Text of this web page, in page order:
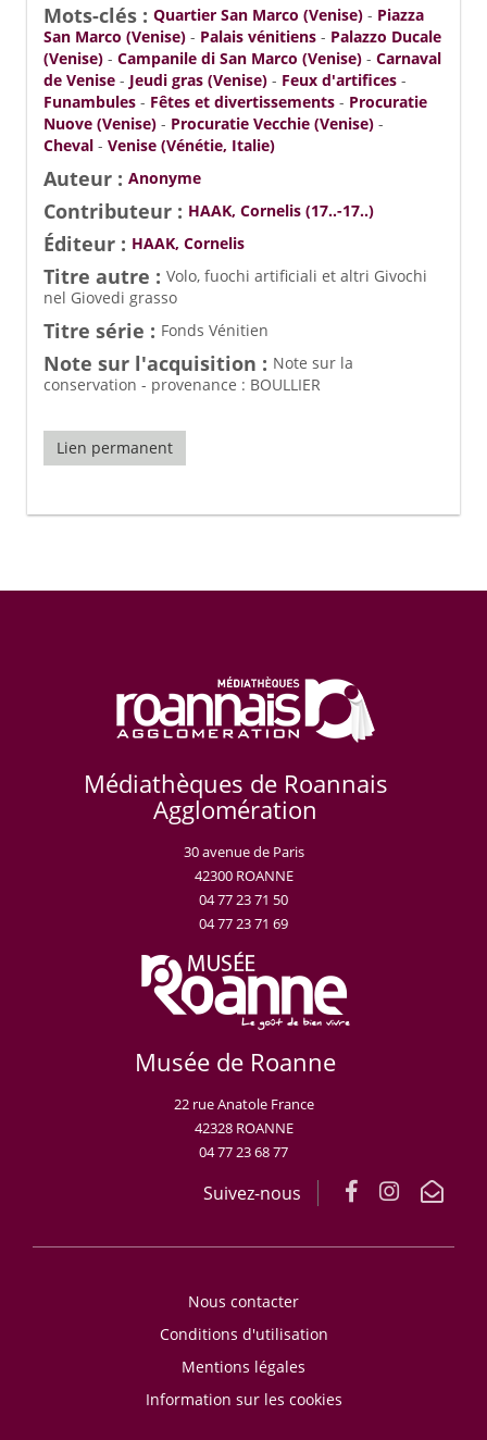
Mots-clés : Quartier San Marco (Venise) - Piazza
San Marco (Venise) - Palais vénitiens - Palazzo Ducale
(Venise) - Campanile di San Marco (Venise) - Carnaval
de Venise - Jeudi gras (Venise) - Feux d'artifices -
Funambules - Fêtes et divertissements - Procuratie
Nuove (Venise) - Procuratie Vecchie (Venise) -
Cheval - Venise (Vénétie, Italie)
Auteur : Anonyme
Contributeur : HAAK, Cornelis (17..-17..)
Éditeur : HAAK, Cornelis
Titre autre : Volo, fuochi artificiali et altri Givochi
nel Giovedi grasso
Titre série : Fonds Vénitien
Note sur l'acquisition : Note sur la
conservation - provenance : BOULLIER
Lien permanent
Médiathèques de Roannais
Agglomération
30 avenue de Paris
42300 ROANNE
04 77 23 71 50
04 77 23 71 69
Musée de Roanne
22 rue Anatole France
42328 ROANNE
04 77 23 68 77
Suivez-nous
Nous contacter
Conditions d'utilisation
Mentions légales
Information sur les cookies